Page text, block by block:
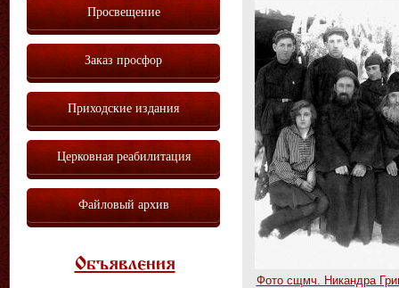
Фото сщмч. Никандра
Просвещение
Заказ просфор
Приходские издания
Церковная реабилитация
Файловый архив
Объявления